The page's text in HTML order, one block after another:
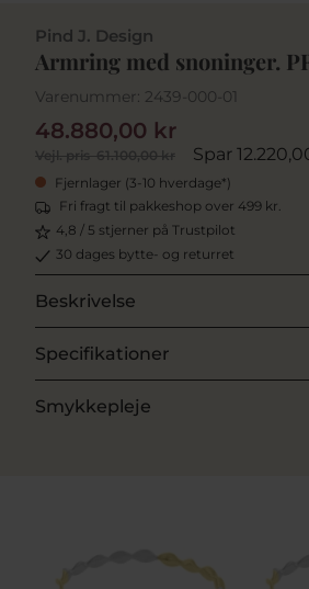
Pind J. Design
Armring med snoninger.
Varenummer: 2439-000-01
Vejl. pris61.100,00 kr Spar
48.880,00 kr
Fjernlager (3-10 hverdage*)
Fri fragt til pakkeshop over 499 kr.
4,8 / 5 stjerner på Trustpilot
30 dages bytte- og returret
Beskrivelse
Specifikationer
Smykkepleje